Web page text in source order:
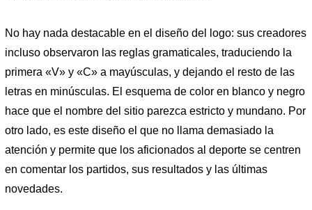
No hay nada destacable en el diseño del logo: sus creadores
incluso observaron las reglas gramaticales, traduciendo la
primera «V» y «C» a mayúsculas, y dejando el resto de las
letras en minúsculas. El esquema de color en blanco y negro
hace que el nombre del sitio parezca estricto y mundano. Por
otro lado, es este diseño el que no llama demasiado la
atención y permite que los aficionados al deporte se centren
en comentar los partidos, sus resultados y las últimas
novedades.